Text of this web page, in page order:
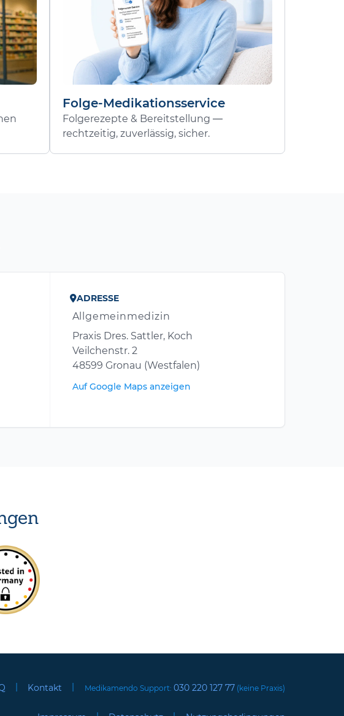
Folge-Medikationsservice
Folgerezepte & Bereitstellung —
rechtzeitig, zuverlässig, sicher.
ADRESSE
Allgemeinmedizin
Praxis Dres. Sattler, Koch
Veilchenstr. 2
48599 Gronau (Westfalen)
Auf Google Maps anzeigen
| Kontakt | Medikamendo Support: 030 220 127 77 (keine Praxis)